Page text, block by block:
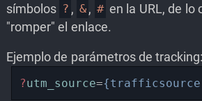
símbolos ? , & , # en la URL, de lo
"romper" el enlace.
Ejemplo de parámetros de tracking:
?utm_source=